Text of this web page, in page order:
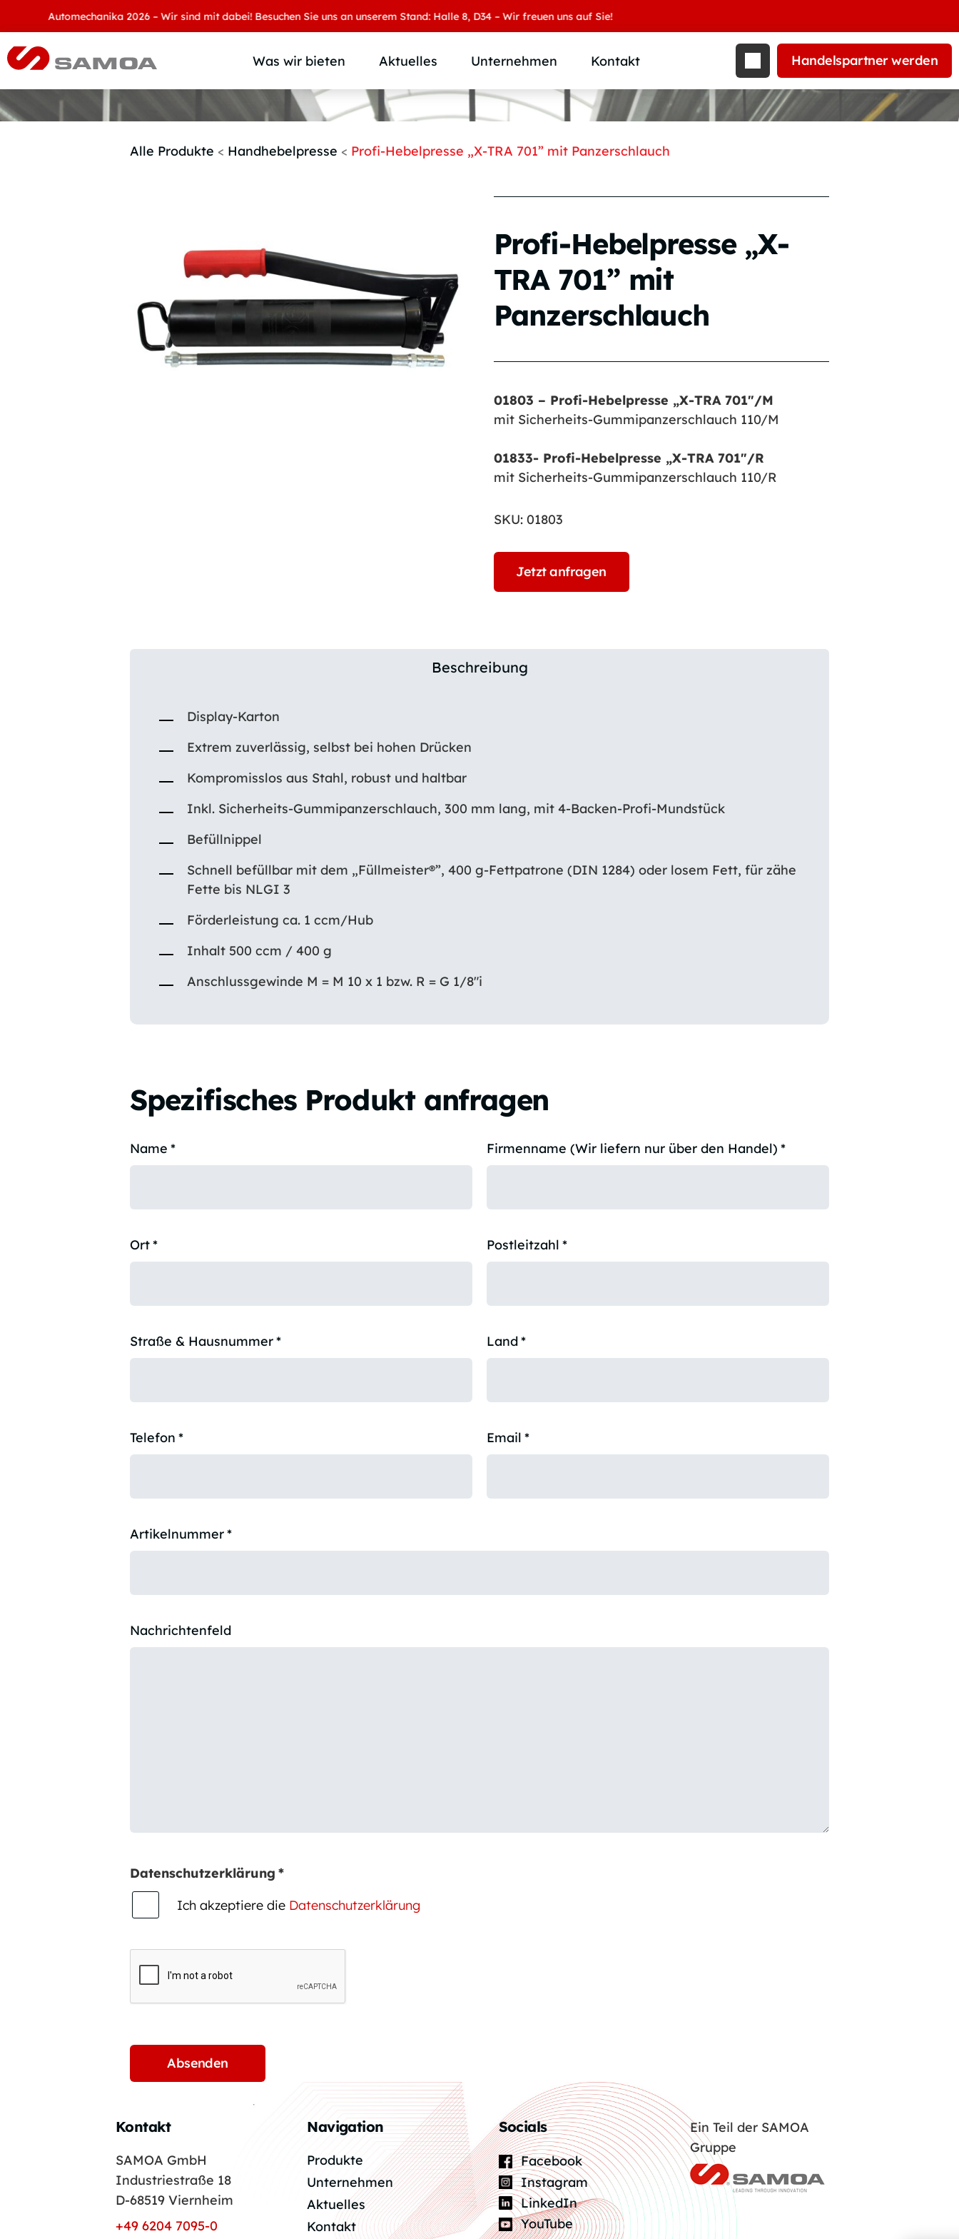
Automechanika 2026 – Wir sind mit dabei! Besuchen Sie uns an unserem Stand: Halle 8, D34 – Wir freuen uns auf Sie!
Was wir bieten
Produktübersicht
Produktkategorie
Branchen und Märkte
Aktuelles Unternehmen
Wer wir sind
SAMOA Gruppe
Downloads
Kontakt Handelspartner werden
Alle Produkte < Handhebelpresse < Profi-Hebelpresse „X-TRA 701” mit Panzerschlauch
Profi-Hebelpresse „X-
TRA 701” mit
Panzerschlauch
01803 – Profi-Hebelpresse „X-TRA 701″/M
mit Sicherheits-Gummipanzerschlauch 110/M
01833- Profi-Hebelpresse „X-TRA 701″/R
mit Sicherheits-Gummipanzerschlauch 110/R
SKU: 01803
Jetzt anfragen
Beschreibung
Display-Karton
Extrem zuverlässig, selbst bei hohen Drücken
Kompromisslos aus Stahl, robust und haltbar
Inkl. Sicherheits-Gummipanzerschlauch, 300 mm lang, mit 4-Backen-Profi-Mundstück
Befüllnippel
Schnell befüllbar mit dem „Füllmeister®”, 400 g-Fettpatrone (DIN 1284) oder losem Fett, für zähe
Fette bis NLGI 3
Förderleistung ca. 1 ccm/Hub
Inhalt 500 ccm / 400 g
Anschlussgewinde M = M 10 x 1 bzw. R = G 1/8″i
Spezifisches Produkt anfragen
Name * Firmenname (Wir liefern nur über den Handel) *
Ort* Postleitzahl *
Straße & Hausnummer* Land*
Telefon * Email *
Artikelnummer*
Nachrichtenfeld
Datenschutzerklärung *
Ich akzeptiere die Datenschutzerklärung
Kontakt
SAMOA GmbH
Industriestraße 18
D-68519 Viernheim
+49 6204 7095-0
Navigation
Produkte
Unternehmen
Aktuelles
Kontakt
Socials
Facebook
Instagram
LinkedIn
YouTube
Ein Teil der SAMOA
Gruppe